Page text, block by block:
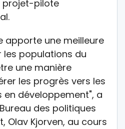
projet-pilote
apporte une meilleure
les populations du
une manière
les progrès vers les
en développement", a
des politiques
Olav Kjorven, au cours